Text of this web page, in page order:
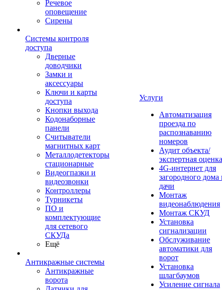
Речевое
оповещение
Сирены
Системы контроля
доступа
Дверные
доводчики
Замки и
аксессуары
Ключи и карты
доступа
Кнопки выхода
Кодонаборные
панели
Считыватели
магнитных карт
Металлодетекторы
стационарные
Видеогпазки и
видеозвонки
Контроллеры
Турникеты
ПО и
комплектующие
для сетевого
СКУДа
Ещё
Антикражные системы
Антикражные
ворота
Услуги
Автоматизация
проезда по
распознаванию
номеров
Аудит объекта/
экспертная оценка
4G-интернет для
загородного дома
дачи
Монтаж
видеонаблюдения
Монтаж СКУД
Установка
сигнализации
Обслуживание
автоматики для
ворот
Установка
шлагбаумов
Усиление сигнала